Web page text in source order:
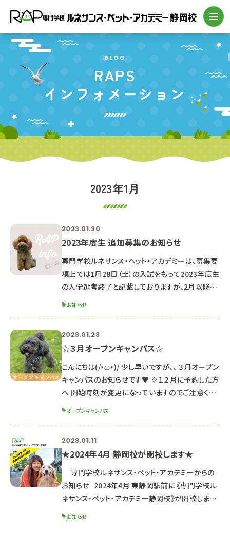
BLOG
RAPS
インフォメーション
2023年1月
2023.01.30
2023年度生 追加募集のお知らせ
専門学校ルネサンス・ペット・アカデミーは、募集要
項上では1月28日（土）の入試をもって2023年度生
の入学選考終了と記載しておりますが、2月以降の
洋飼育・アクアリウム科 ※ 動物看護師科は、定員
に達しているため追加募集はありません。 個別入
学説明会、Zooｍオンライン説明会は随時開催し
ています。 受験には学校理解・学科理解が不可欠
です。 早めにご参加い
お知らせ
2023.01.23
☆３月オープンキャンパス☆
こんにちは(/・ω・)/ 少し早いですが、、 ３月オープン
キャンパスのお知らせです♥ ※１２月に予約した方
へ 開始時刻が変更になっていますのでご注意くだ
絡ください。 ※定員に達した学科から受付終了と
なります。 その場合は４月２２日（土）にご参加くだ
さい。 ☆ポイント☆ ☑最新パンフレット先行配
オープンキャンパス
2023.01.11
★2024年4月 静岡校が開校します★
専門学校ルネサンス・ペット・アカデミーからの
お知らせ 2024年4月 東静岡駅前に 《専門学校ル
ネサンス・ペット・アカデミー静岡校》が開校しま
お知らせ